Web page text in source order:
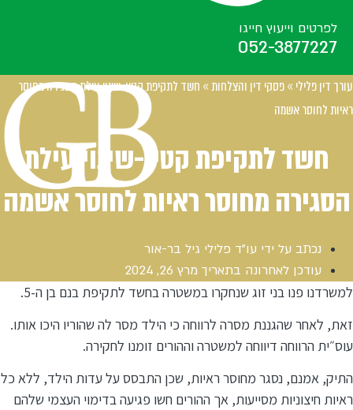
לפרטים וייעוץ חייגו
052-3877227
עורך דין פלילי»פסקי דין והצלחות» חשד לתקיפת קטין-שינוי עילת הסגירה מחוסר
ראיות לחוסר אשמה
חשד לתקיפת קטין-שינוי עילת
הסגירה מחוסר ראיות לחוסר אשמה
נכתב על ידי עו"ד פלילי גיל בר-אור
עודכן לאחרונה בתאריך מרץ 26, 2024
למשרדנו פנו בני זוג שנחקרו במשטרה בחשד לתקיפת בנם בן ה-5.
זאת, לאחר שהגננת מסרה לרווחה כי הילד מסר לה שהוריו היכו אותו.
עוס״ית הרווחה דיווחה למשטרה וההורים זומנו לחקירה.
התיק, אמנם, נסגר מחוסר ראיות, שכן התבסס על עדות הילד, ללא כל
ראיות חיצוניות מסייעות, אך ההורים חשו פגיעה בדימוי העצמי שלהם